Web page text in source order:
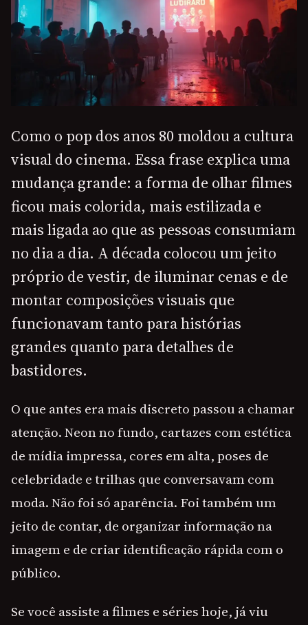
Como o pop dos anos 80 moldou a cultura
visual do cinema. Essa frase explica uma
mudança grande: a forma de olhar filmes
ficou mais colorida, mais estilizada e
mais ligada ao que as pessoas consumiam
no dia a dia. A década colocou um jeito
próprio de vestir, de iluminar cenas e de
montar composições visuais que
funcionavam tanto para histórias
grandes quanto para detalhes de
bastidores.
O que antes era mais discreto passou a chamar
atenção. Neon no fundo, cartazes com estética
de mídia impressa, cores em alta, poses de
celebridade e trilhas que conversavam com
moda. Não foi só aparência. Foi também um
jeito de contar, de organizar informação na
imagem e de criar identificação rápida com o
público.
Se você assiste a filmes e séries hoje, já viu